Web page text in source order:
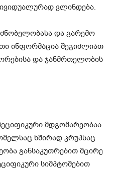
ვლინდება.
და გარემო
ინფორმაცია შეგიძლიათ
და ჯანმრთელობის
მდგომარეობაა
ხშირად კრუპსაც
განსაკუთრებით მცირე
სიმპტომებით